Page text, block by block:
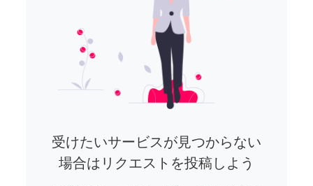
受けたいサービスが見つからない
場合はリクエストを投稿しよう